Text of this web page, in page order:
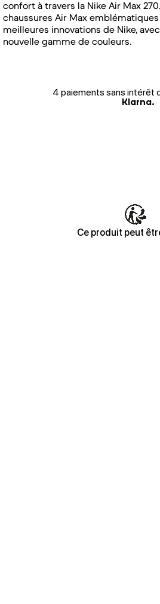
confort à travers la Nike Air Max
chaussures Air Max
meilleures innovations de Nike,
nouvelle gamme de couleurs.
4 paiements sans intérêt
Klarna.
Ce produit peut